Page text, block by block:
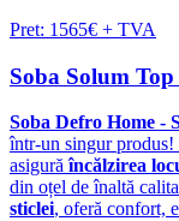
Pret: 1565€ + TVA
Soba Solum Top
Soba Defro Home -
într-un singur produs!
asigurăîncălzirea
din oțel de înaltă
sticlei, oferă confort,